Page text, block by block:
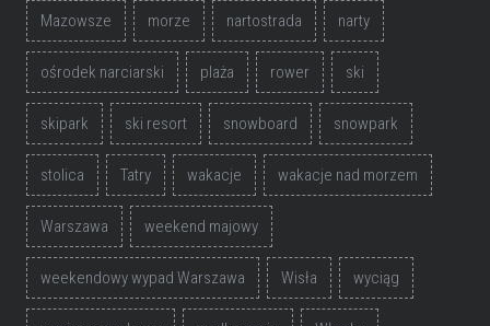
Mazowsze morze nartostrada narty
ośrodek narciarski plaża rower ski
skipark ski resort snowboard snowpark
stolica Tatry wakacje wakacje nad morzem
Warszawa weekend majowy
weekendowy wypad Warszawa Wisła wyciąg